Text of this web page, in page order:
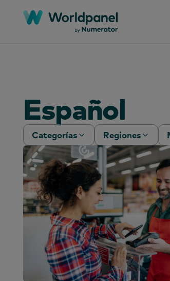
Español
Categorías
Informes técnicos
Seminarios web
Estudios de casos
Informes
Artículos
Regiones
África
Asia-Pacífico
Europa
Global
América Latina
Oriente Medio
América del